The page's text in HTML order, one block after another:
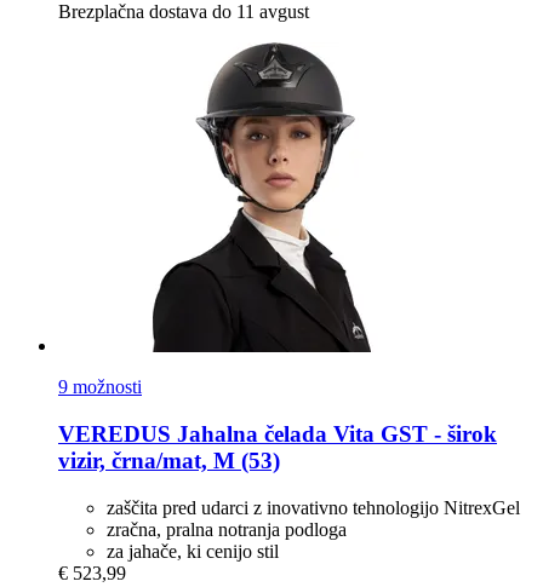
Brezplačna dostava do 11 avgust
9 možnosti
VEREDUS Jahalna čelada Vita GST -​ širok
vizir, črna/mat, M (53)
zaščita pred udarci z inovativno tehnologijo NitrexGel
zračna, pralna notranja podloga
za jahače, ki cenijo stil
€ 523,99